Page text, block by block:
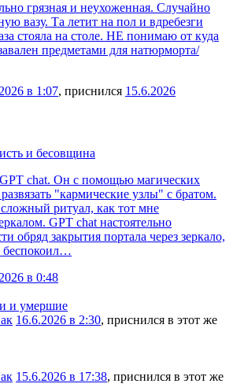
грязная и неухоженная. Случайно
вазу. Та летит на пол и вдребезги
стояла на столе. НЕ понимаю от куда
предметами для натюрморта/
в 1:07, приснился 15.6.2026
и бесовщина
chat. Он с помощью магических
"кармические узлы" с братом.
ритуал, как тот мне
GPT chat настоятельно
обряд закрытия портала через зеркало,
беспокоил…
в 0:48
и умершие
16.6.2026 в 2:30, приснился в этот же
15.6.2026 в 17:38, приснился в этот же